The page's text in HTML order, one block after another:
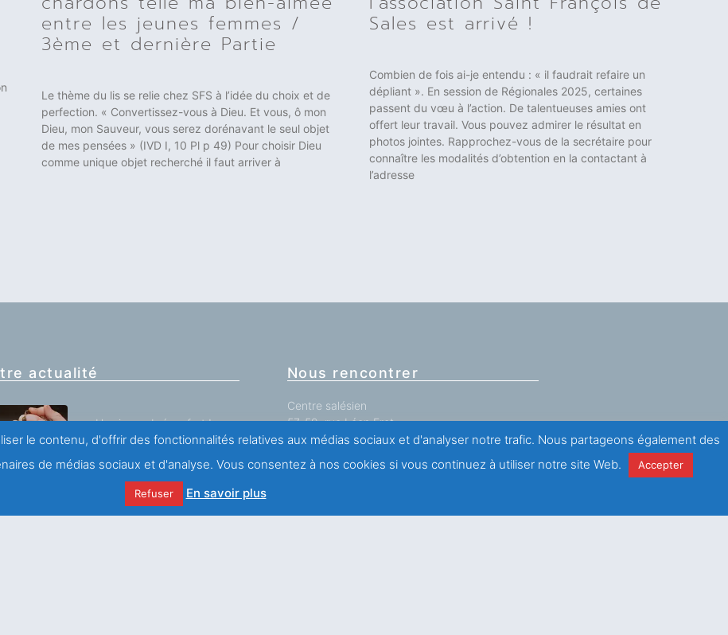
entre les jeunes femmes /
3ème et dernière Partie
Le thème du lis se relie chez SFS à l’idée du choix et de
perfection. « Convertissez-vous à Dieu. Et vous, ô mon
Dieu, mon Sauveur, vous serez dorénavant le seul objet
de mes pensées » (IVD I, 10 Pl p 49) Pour choisir Dieu
comme unique objet recherché il faut arriver à
Sales est arrivé !
Combien de fois ai-je entendu : « il faudrait refaire un
dépliant ». En session de Régionales 2025, certaines
passent du vœu à l’action. De talentueuses amies ont
offert leur travail. Vous pouvez admirer le résultat en
photos jointes. Rapprochez-vous de la secrétaire pour
connaître les modalités d’obtention en la contactant à
l’adresse
actualité
Un si grand réconfort !
SAINT FRANÇOIS DE
Nous rencontrer
Centre salésien
57-59, rue Léon Frot,
75011 PARIS (France)
le contenu, d'offrir des fonctionnalités relatives aux médias sociaux et d'analyser notre trafic. Nous partageons également des
de médias sociaux et d'analyse. Vous consentez à nos cookies si vous continuez à utiliser notre site Web.
Accepter
Refuser En savoir plus